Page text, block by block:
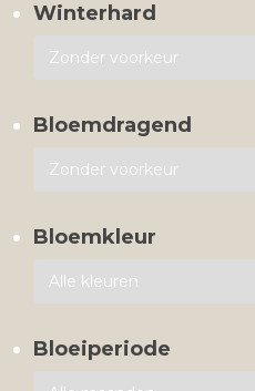
Winterhard
Bloemdragend
Bloemkleur
Bloeiperiode